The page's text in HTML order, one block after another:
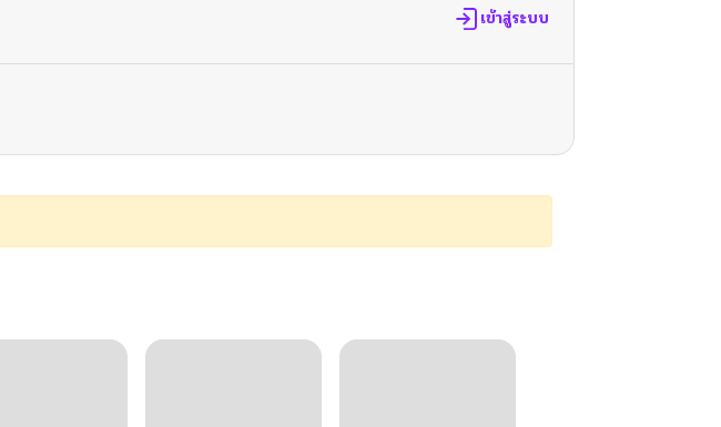
เข้าสู่ระบบ